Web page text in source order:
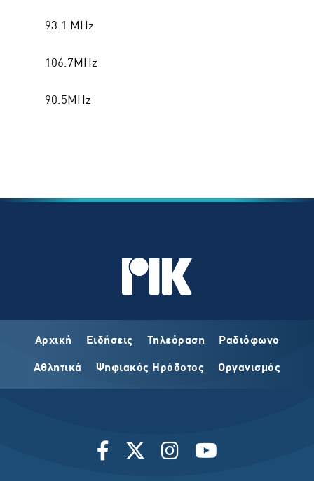
93.1 MHz
106.7MHz
90.5MHz
Αρχική Ειδήσεις Τηλεόραση Ραδιόφωνο
Αθλητικά Ψηφιακός Ηρόδοτος Οργανισμός